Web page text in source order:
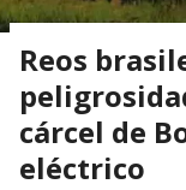
Reos
cárcel de
eléctrico